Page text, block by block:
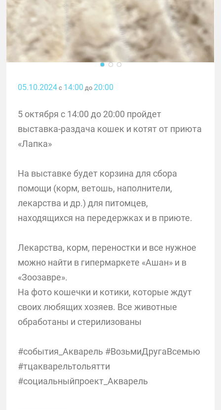
05.10.2024с 14:00 до 20:00
5 октября с 14:00 до 20:00 пройдет
выставка-раздача кошек и котят от приюта
«Лапка»
На выставке будет корзина для сбора
помощи (корм, ветошь, наполнители,
лекарства и др.) для питомцев,
находящихся на передержках и в приюте.
Лекарства, корм, переностки и все нужное
можно найти в гипермаркете «Ашан» и в
«Зоозавре».
На фото кошечки и котики, которые ждут
своих любящих хозяев. Все животные
обработаны и стерилизованы
#события_Акварель #ВозьмиДругаВсемью
#тцакварельтольятти
#социальныйпроект_Акварель